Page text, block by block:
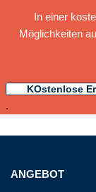
In einer
Möglichkeiten
KOstenlose
.
ANGEBOT